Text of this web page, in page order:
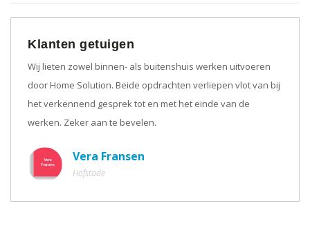
Klanten getuigen
Wij lieten zowel binnen- als buitenshuis werken uitvoeren
door Home Solution. Beide opdrachten verliepen vlot van bij
het verkennend gesprek tot en met het einde van de
werken. Zeker aan te bevelen.
Vera Fransen
Hofstade